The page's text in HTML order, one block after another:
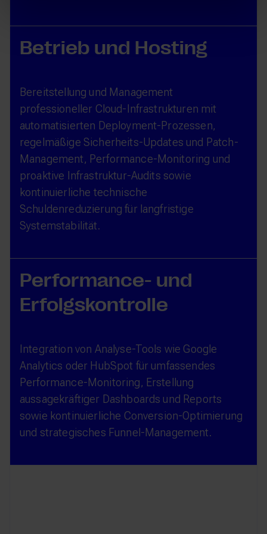
Betrieb und Hosting
Bereitstellung und Management
professioneller Cloud-Infrastrukturen mit
automatisierten Deployment-Prozessen,
regelmäßige Sicherheits-Updates und Patch-
Management, Performance-Monitoring und
proaktive Infrastruktur-Audits sowie
kontinuierliche technische
Schuldenreduzierung für langfristige
Systemstabilität.
Performance- und
Erfolgskontrolle
Integration von Analyse-Tools wie Google
Analytics oder HubSpot für umfassendes
Performance-Monitoring, Erstellung
aussagekräftiger Dashboards und Reports
sowie kontinuierliche Conversion-Optimierung
und strategisches Funnel-Management.